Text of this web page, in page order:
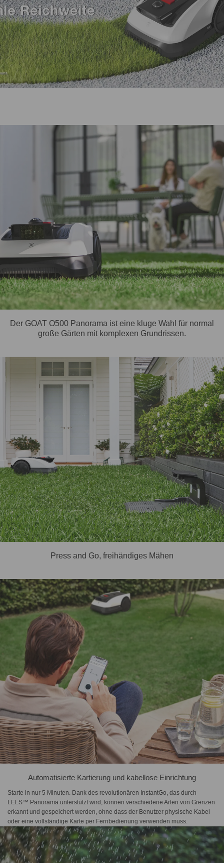
Der GOAT O500 Panorama ist eine kluge Wahl für normal
große Gärten mit komplexen Grundrissen.
Press and Go, freihändiges Mähen
Automatisierte Kartierung und kabellose Einrichtung
Starte in nur 5 Minuten. Dank des revolutionären InstantGo, das durch
LELS™ Panorama unterstützt wird, können verschiedene Arten von Grenzen
erkannt und gespeichert werden, ohne dass der Benutzer physische Kabel
oder eine vollständige Karte per Fernbedienung verwenden muss.